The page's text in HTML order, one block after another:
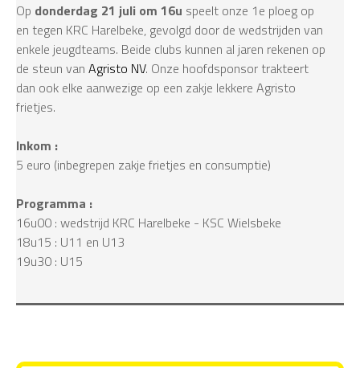
Op donderdag 21 juli om 16u speelt onze 1e ploeg op
en tegen KRC Harelbeke, gevolgd door de wedstrijden van
enkele jeugdteams. Beide clubs kunnen al jaren rekenen op
de steun van Agristo NV. Onze hoofdsponsor trakteert
dan ook elke aanwezige op een zakje lekkere Agristo
frietjes.
Inkom :
5 euro (inbegrepen zakje frietjes en consumptie)
Programma :
16u00 : wedstrijd KRC Harelbeke - KSC Wielsbeke
18u15 : U11 en U13
19u30 : U15